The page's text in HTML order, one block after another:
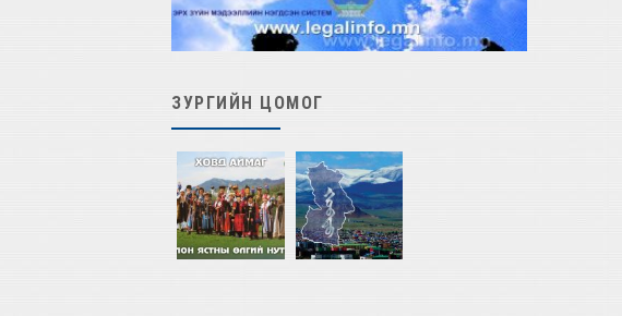
ЗУРГИЙН ЦОМОГ